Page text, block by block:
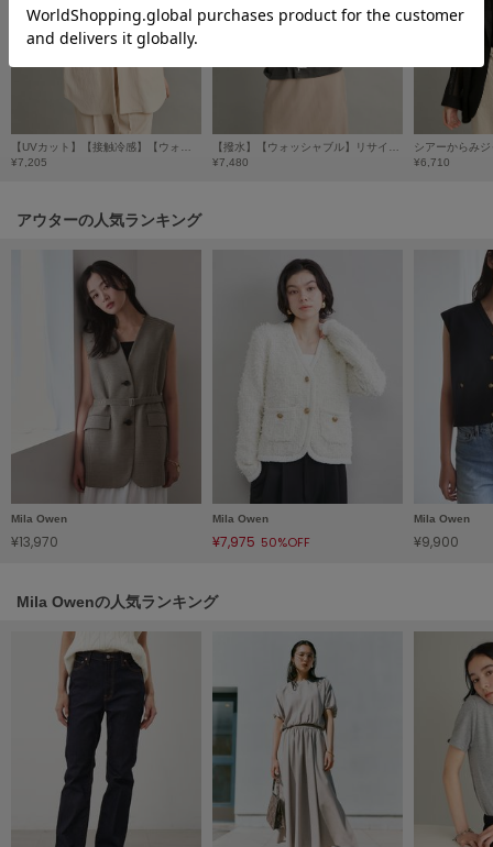
HUNTER
HOKA ONEONE
ホカ オネオネ
KEEN
キーン
le coq sportif
ルコックスポルティフ
レスポートサック
リリーブラウンランジェリー
LITTLE UNION TOKYO
リトルユニオン トウキョウ
made of Organics
メイドオブオーガニクス
¥7,205
¥7,480
シアーからみ
¥6,710
アウターの人気ランキング
Mila Owen
¥13,970
Mila Owen
¥7,975 50%OFF
Mila Owen
¥9,900
Mila Owenの人気ランキング